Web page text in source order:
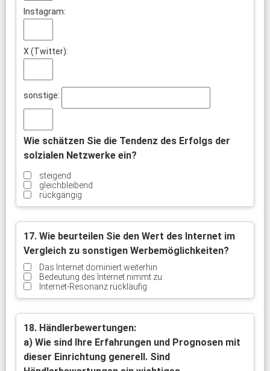
Instagram:
X (Twitter):
sonstige:
Wie schätzen Sie die Tendenz des Erfolgs der
solzialen Netzwerke ein?
steigend
gleichbleibend
rückgängig
17. Wie beurteilen Sie den Wert des Internet im
Vergleich zu sonstigen Werbemöglichkeiten?
Das Internet dominiert weiterhin
Bedeutung des Internet nimmt zu
Internet-Resonanz rückläufig
18. Händlerbewertungen:
a) Wie sind Ihre Erfahrungen und Prognosen mit
dieser Einrichtung generell. Sind